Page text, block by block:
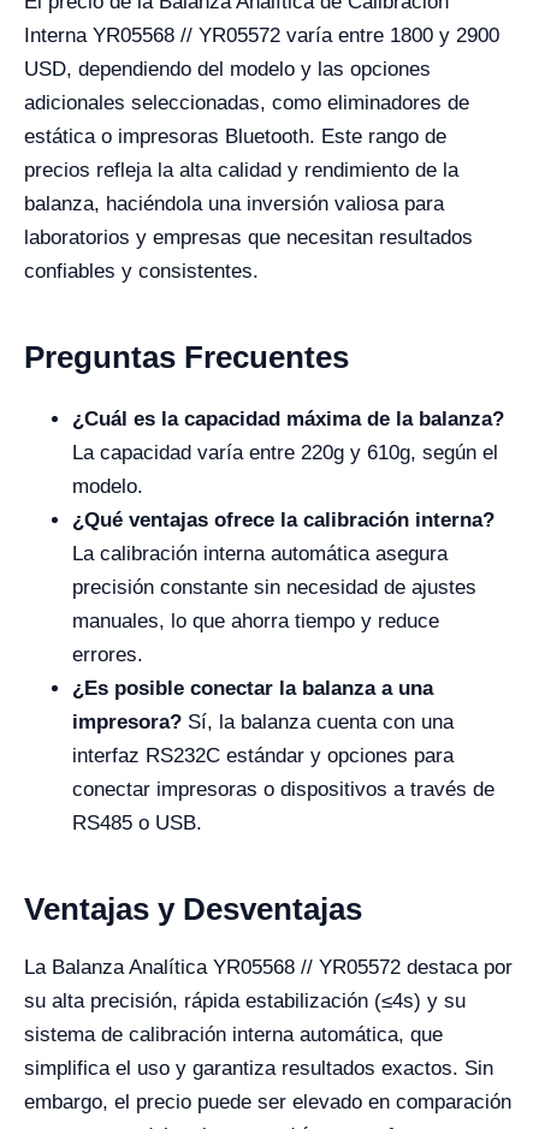
Interna YR05568 // YR05572 varía entre 1800 y 2900
USD, dependiendo del modelo y las opciones
adicionales seleccionadas, como eliminadores de
estática o impresoras Bluetooth. Este rango de
precios refleja la alta calidad y rendimiento de la
balanza, haciéndola una inversión valiosa para
laboratorios y empresas que necesitan resultados
confiables y consistentes.
Preguntas Frecuentes
¿Cuál es la capacidad máxima de la balanza?
La capacidad varía entre 220g y 610g, según el
modelo.
¿Qué ventajas ofrece la calibración interna?
La calibración interna automática asegura
precisión constante sin necesidad de ajustes
manuales, lo que ahorra tiempo y reduce
errores.
¿Es posible conectar la balanza a una
impresora? Sí, la balanza cuenta con una
interfaz RS232C estándar y opciones para
conectar impresoras o dispositivos a través de
RS485 o USB.
Ventajas y Desventajas
La Balanza Analítica YR05568 // YR05572 destaca por
su alta precisión, rápida estabilización (≤4s) y su
sistema de calibración interna automática, que
simplifica el uso y garantiza resultados exactos. Sin
embargo, el precio puede ser elevado en comparación